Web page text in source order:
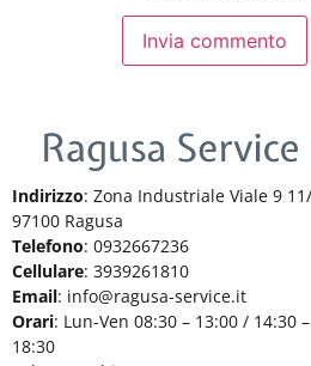
Indirizzo: Zona Industriale Viale 9
97100 Ragusa
Telefono: 0932667236
Cellulare: 3939261810
Email: info@ragusa-service.it
Orari: Lun-Ven 08:30 – 13:00 / 14:30 –
18:30